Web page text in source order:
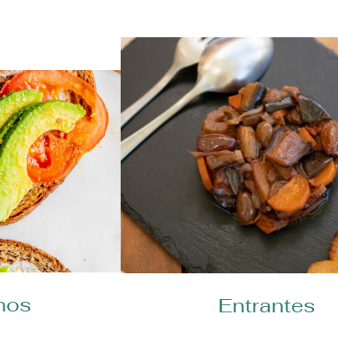
Entrantes